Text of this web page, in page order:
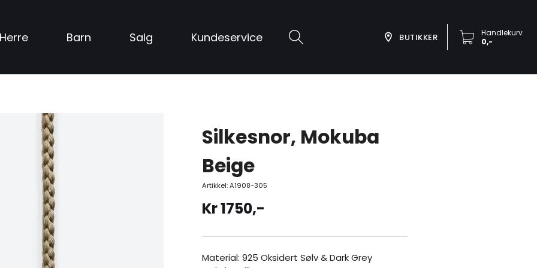
Barn Salg Kundeservice BUTIKKER
Handlekurv
0,-
Silkesnor, Mokuba
Beige
Artikkel:A1908-305
Kr1750,-
Material: 925 Oksidert Sølv & Dark Grey